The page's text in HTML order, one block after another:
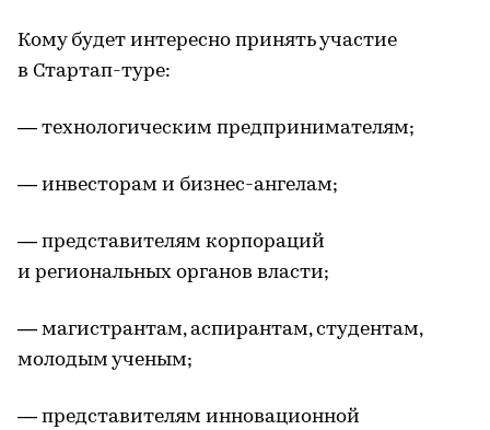
Кому будет интересно принять участие
в Стартап-туре:
— технологическим предпринимателям;
— инвесторам и бизнес-ангелам;
— представителям корпораций
и региональных органов власти;
— магистрантам, аспирантам, студентам,
молодым ученым;
— представителям инновационной